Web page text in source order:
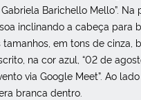
Barichello Mello”.
inclinando a cabeça para
em tons de cinza,
na cor azul, “02 de
via Google Meet”. Ao
branca dentro.